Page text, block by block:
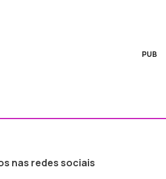
PUB
nas redes sociais